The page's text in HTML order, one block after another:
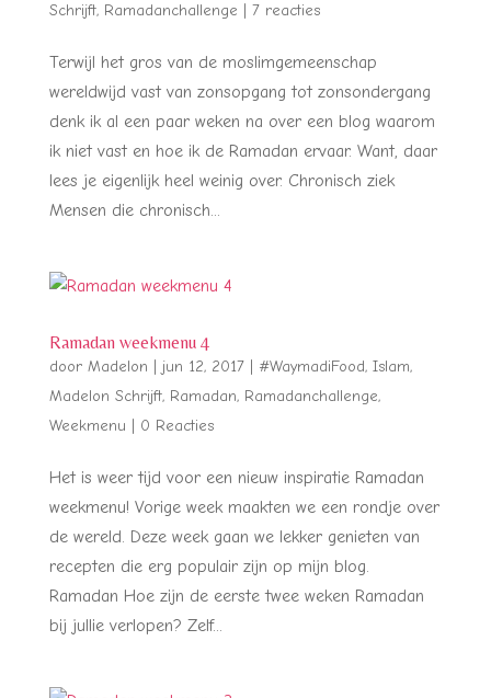
Schrijft, Ramadanchallenge 7 reacties
Terwijl het gros van de moslimgemeenschap
wereldwijd vast van zonsopgang tot zonsondergang
denk ik al een paar weken na over een blog waarom
ik niet vast en hoe ik de Ramadan ervaar. Want, daar
lees je eigenlijk heel weinig over. Chronisch ziek
Mensen die chronisch...
Ramadan weekmenu 4
door Madelon jun 12, 2017| #WaymadiFood, Islam,
Madelon Schrijft, Ramadan, Ramadanchallenge,
Weekmenu
0 Reacties
Het is weer tijd voor een nieuw inspiratie Ramadan
weekmenu! Vorige week maakten we een rondje over
de wereld. Deze week gaan we lekker genieten van
recepten die erg populair zijn op mijn blog.
Ramadan Hoe zijn de eerste twee weken Ramadan
bij jullie verlopen? Zelf...